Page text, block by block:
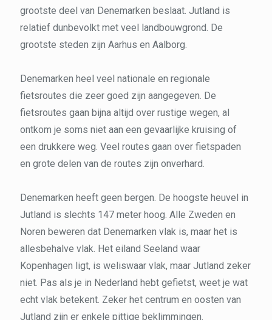
grootste deel van Denemarken beslaat. Jutland is
relatief dunbevolkt met veel landbouwgrond. De
grootste steden zijn Aarhus en Aalborg.
Denemarken heel veel nationale en regionale
fietsroutes die zeer goed zijn aangegeven. De
fietsroutes gaan bijna altijd over rustige wegen, al
ontkom je soms niet aan een gevaarlijke kruising of
een drukkere weg. Veel routes gaan over fietspaden
en grote delen van de routes zijn onverhard.
Denemarken heeft geen bergen. De hoogste heuvel in
Jutland is slechts 147 meter hoog. Alle Zweden en
Noren beweren dat Denemarken vlak is, maar het is
allesbehalve vlak. Het eiland Seeland waar
Kopenhagen ligt, is weliswaar vlak, maar Jutland zeker
niet. Pas als je in Nederland hebt gefietst, weet je wat
echt vlak betekent. Zeker het centrum en oosten van
Jutland zijn er enkele pittige beklimmingen.